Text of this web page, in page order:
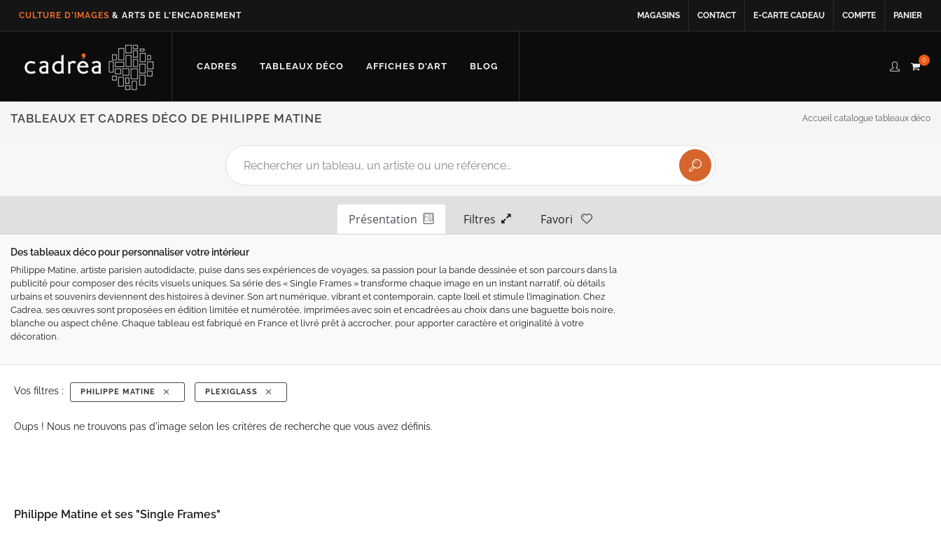
CULTURE D'IMAGES & ARTS DE L'ENCADREMENT MAGASINS CONTACT E-CARTE CADEAU COMPTE PANIER
CADRES TABLEAUX DÉCO AFFICHES D'ART BLOG
0
TABLEAUX ET CADRES DÉCO DE PHILIPPE MATINE Accueil catalogue tableaux déco
Présentation Filtres Favori
Des tableaux déco pour personnaliser votre intérieur
Philippe Matine, artiste parisien autodidacte, puise dans ses expériences de voyages, sa passion pour la bande dessinée et son parcours dans la
publicité pour composer des récits visuels uniques. Sa série des « Single Frames » transforme chaque image en un instant narratif, où détails
urbains et souvenirs deviennent des histoires à deviner. Son art numérique, vibrant et contemporain, capte l’œil et stimule l’imagination. Chez
Cadrea, ses œuvres sont proposées en édition limitée et numérotée, imprimées avec soin et encadrées au choix dans une baguette bois noire,
blanche ou aspect chêne. Chaque tableau est fabriqué en France et livré prêt à accrocher, pour apporter caractère et originalité à votre
décoration.
Vos filtres : PHILIPPE MATINE PLEXIGLASS
Oups ! Nous ne trouvons pas d'image selon les critères de recherche que vous avez définis.
Philippe Matine et ses "Single Frames"